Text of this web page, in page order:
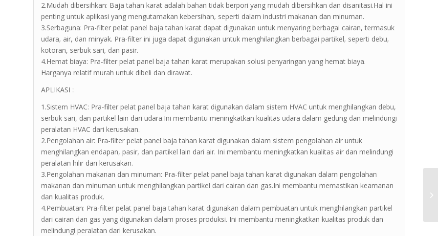
2.Mudah dibersihkan: Baja tahan karat adalah bahan tidak berpori yang mudah dibersihkan dan disanitasi.Hal ini
penting untuk aplikasi yang mengutamakan kebersihan, seperti dalam industri makanan dan minuman.
3.Serbaguna: Pra-filter pelat panel baja tahan karat dapat digunakan untuk menyaring berbagai cairan, termasuk
udara, air, dan minyak. Pra-filter ini juga dapat digunakan untuk menghilangkan berbagai partikel, seperti debu,
kotoran, serbuk sari, dan pasir.
4.Hemat biaya: Pra-filter pelat panel baja tahan karat merupakan solusi penyaringan yang hemat biaya.
Harganya relatif murah untuk dibeli dan dirawat.
APLIKASI :
1.Sistem HVAC: Pra-filter pelat panel baja tahan karat digunakan dalam sistem HVAC untuk menghilangkan debu,
serbuk sari, dan partikel lain dari udara.Ini membantu meningkatkan kualitas udara dalam gedung dan melindungi
peralatan HVAC dari kerusakan.
2.Pengolahan air: Pra-filter pelat panel baja tahan karat digunakan dalam sistem pengolahan air untuk
menghilangkan endapan, pasir, dan partikel lain dari air. Ini membantu meningkatkan kualitas air dan melindungi
peralatan hilir dari kerusakan.
3.Pengolahan makanan dan minuman: Pra-filter pelat panel baja tahan karat digunakan dalam pengolahan
makanan dan minuman untuk menghilangkan partikel dari cairan dan gas.Ini membantu memastikan keamanan
dan kualitas produk.
4.Pembuatan: Pra-filter pelat panel baja tahan karat digunakan dalam pembuatan untuk menghilangkan partikel
dari cairan dan gas yang digunakan dalam proses produksi. Ini membantu meningkatkan kualitas produk dan
melindungi peralatan dari kerusakan.